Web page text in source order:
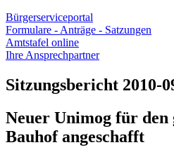
Bürgerserviceportal
Formulare - Anträge - Satzungen
Amtstafel online
Ihre Ansprechpartner
Sitzungsbericht 2010-
Neuer Unimog für den
Bauhof angeschafft